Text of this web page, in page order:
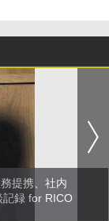
提携、社内
録 for RICO